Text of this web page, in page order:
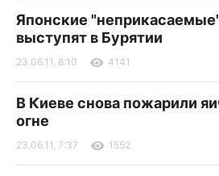
Японские
выступят в Бурятии
23.06.11, 8:10 4141
В Киеве снова пожарили
огне
23.06.11, 7:37 1552